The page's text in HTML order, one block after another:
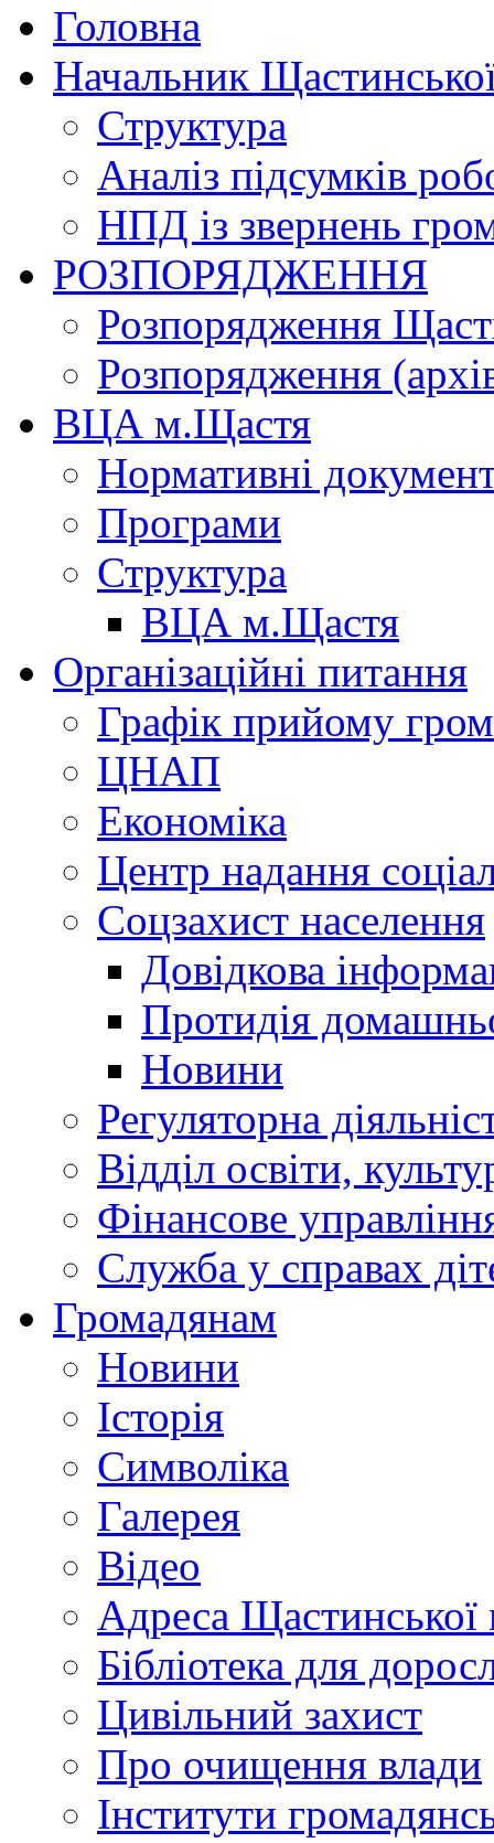
Головна
Начальник
Структура
Аналіз підсумків
НПД із звернень
РОЗПОРЯДЖЕННЯ
Розпорядження
Розпорядження
ВЦА м.Щастя
Нормативні
Програми
Структура
ВЦА м.Щастя
Організаційні питання
Графік прийому
ЦНАП
Економіка
Центр надання
Соцзахист населення
Довідкова
Протидія
Новини
Регуляторна
Відділ освіти,
Фінансове
Служба у справах
Громадянам
Новини
Історія
Символіка
Галерея
Відео
Адреса Щастинської
Бібліотека для
Цивільний захист
Про очищення влади
Інститути